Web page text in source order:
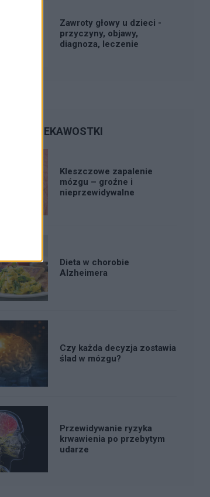
Zawroty głowy u dzieci -
przyczyny, objawy,
diagnoza, leczenie
CIEKAWOSTKI
Kleszczowe zapalenie
mózgu – groźne i
nieprzewidywalne
Dieta w chorobie
Alzheimera
Czy każda decyzja zostawia
ślad w mózgu?
Przewidywanie ryzyka
krwawienia po przebytym
udarze